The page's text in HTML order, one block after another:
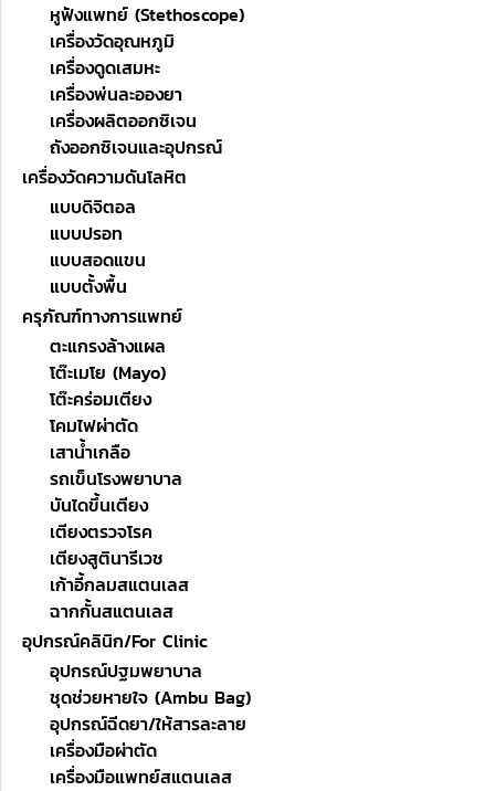
หูฟังแพทย์ (Stethoscope)
เครื่องวัดอุณหภูมิ
เครื่องดูดเสมหะ
เครื่องพ่นละอองยา
เครื่องผลิตออกซิเจน
ถังออกซิเจนและอุปกรณ์
เครื่องวัดความดันโลหิต
แบบดิจิตอล
แบบปรอท
แบบสอดแขน
แบบตั้งพื้น
ครุภัณฑ์ทางการแพทย์
ตะแกรงล้างแผล
โต๊ะเมโย (Mayo)
โต๊ะคร่อมเตียง
โคมไฟผ่าตัด
เสาน้ำเกลือ
รถเข็นโรงพยาบาล
บันไดขึ้นเตียง
เตียงตรวจโรค
เตียงสูตินารีเวช
เก้าอี้กลมสแตนเลส
ฉากกั้นสแตนเลส
อุปกรณ์คลินิก/For Clinic
อุปกรณ์ปฐมพยาบาล
ชุดช่วยหายใจ (Ambu Bag)
อุปกรณ์ฉีดยา/ให้สารละลาย
เครื่องมือผ่าตัด
เครื่องมือแพทย์สแตนเลส